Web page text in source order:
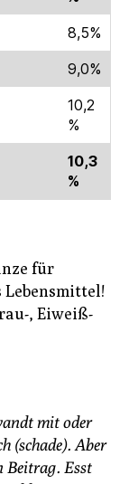
8,5%
9,0%
10,2
%
10,3
%
für
, Eiweiß-
mit oder
(schade). Aber
Beitrag. Esst